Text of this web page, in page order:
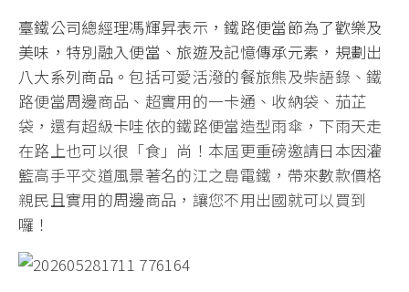
臺鐵公司總經理馮輝昇表示，鐵路便當節為了歡樂及
美味，特別融入便當、旅遊及記憶傳承元素，規劃出
八大系列商品。包括可愛活潑的餐旅熊及柴語錄、鐵
路便當周邊商品、超實用的一卡通、收納袋、茄芷
袋，還有超級卡哇依的鐵路便當造型雨傘，下雨天走
在路上也可以很「食」尚！本屆更重磅邀請日本因灌
籃高手平交道風景著名的江之島電鐵，帶來數款價格
親民且實用的周邊商品，讓您不用出國就可以買到
囉！